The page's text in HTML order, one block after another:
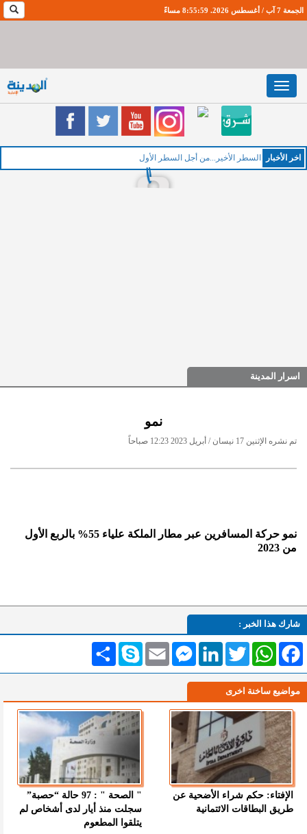
الجمعة 7 آب / أغسطس 2026. 8:55:59 مساءً
Toggle
navigation
اخر اﻷخبار السطر الأخير...من أجل السطر الأول
اسرار المدينة
نمو
تم نشره الإثنين 17 نيسان / أبريل 2023 12:23 صباحاً
نمو حركة المسافرين عبر مطار الملكة علياء 55% بالربع الأول
من 2023
شارك هذا الخبر :
انشر Skype Email
MessengerLinkedInTwitterWhatsAppFacebook
مواضيع ساخنة اخرى
الإفتاء: حكم شراء الأضحية عن
طريق البطاقات الائتمانية
" الصحة " : 97 حالة “حصبة”
سجلت منذ أيار لدى أشخاص لم
يتلقوا المطعوم